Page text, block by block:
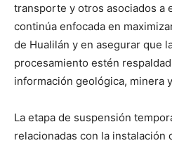
transporte y otros asociados a
continúa enfocada en
de Hualilán y en asegurar que
procesamiento estén
información geológica, minera
La etapa de suspensión
relacionadas con la instalación